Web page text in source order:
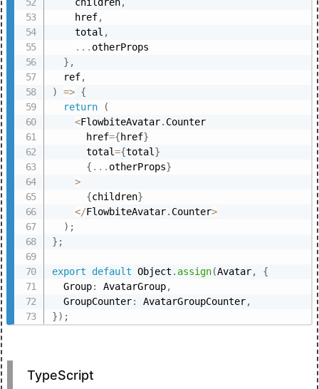
    href
,
    total
,
... otherProps
} ,
  ref
,
)
=> {
return
(
<FlowbiteAvatar. Counter
      href
={href}
      total
={total }
{ ... otherProps}
>
{children}
</FlowbiteAvatar. Counter>
) ;
} ;
export default Object . assign(Avatar,
{
  Group
: AvatarGroup,
  GroupCounter
: AvatarGroupCounter,
}) ;
TypeScript